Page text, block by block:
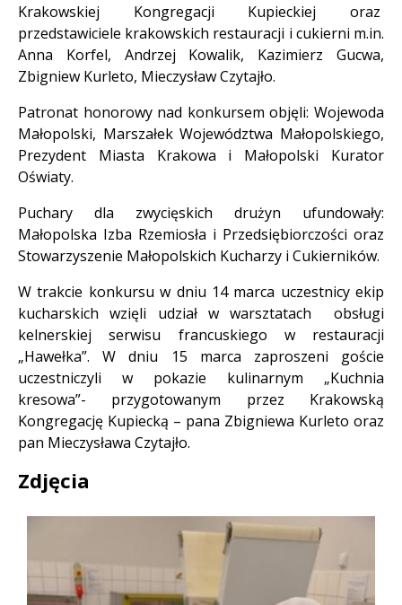
Krakowskiej Kongregacji Kupieckiej oraz
przedstawiciele krakowskich restauracji i cukierni m.in.
Anna Korfel, Andrzej Kowalik, Kazimierz Gucwa,
Zbigniew Kurleto, Mieczysław Czytajło.
Patronat honorowy nad konkursem objęli: Wojewoda
Małopolski, Marszałek Województwa Małopolskiego,
Prezydent Miasta Krakowa i Małopolski Kurator
Oświaty.
Puchary dla zwycięskich drużyn ufundowały:
Małopolska Izba Rzemiosła i Przedsiębiorczości oraz
Stowarzyszenie Małopolskich Kucharzy i Cukierników.
W trakcie konkursu w dniu 14 marca uczestnicy ekip
kucharskich wzięli udział w warsztatach obsługi
kelnerskiej serwisu francuskiego w restauracji
„Hawełka”. W dniu 15 marca zaproszeni goście
uczestniczyli w pokazie kulinarnym „Kuchnia
kresowa”- przygotowanym przez Krakowską
Kongregację Kupiecką – pana Zbigniewa Kurleto oraz
pan Mieczysława Czytajło.
Zdjęcia